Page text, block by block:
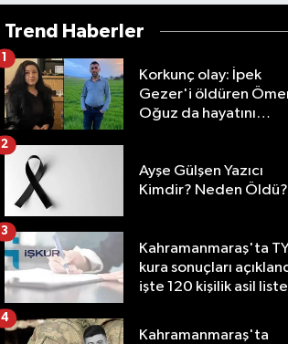
Trend Haberler
Korkunç olay: İpek
Gezer'i öldüren
Oğuz da hayatını
1
Ayşe Gülşen Yazıcı
Kimdir? Neden Öldü?
2
Kahramanmaraş'ta
kura sonuçları
işte 120 kişilik asil liste
3
Kahramanmaraş'ta
4